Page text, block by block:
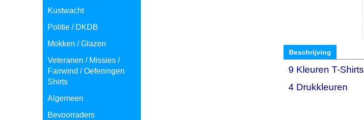
Kustwacht
Politie / DKDB
Mokken / Glazen
Veteranen / Missies /
Fairwind / Oefeningen
Shirts
Algemeen
Bevoorraders
Beschrijving
9 Kleuren T-Shirts
4 Drukkleuren